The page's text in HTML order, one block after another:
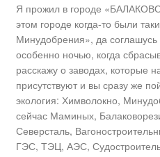
Я прожил в городе
этом городе когда-то были
Минудобрения», да
особенно ночью, когда
расскажу о заводах, которые
присутствуют и вы сразу же
экология: Химволокно,
сейчас Маминых,
Северсталь,
ГЭС, ТЭЦ, АЭС,